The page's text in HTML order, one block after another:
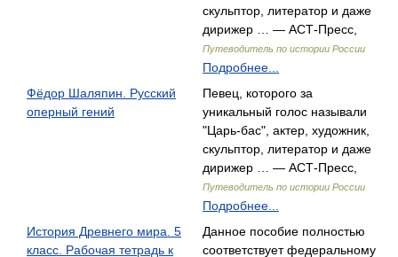
скульптор, литератор и даже
дирижер … — АСТ-Пресс,
Путеводитель по истории России
Подробнее...
Фёдор Шаляпин. Русский
оперный гений
Певец, которого за
уникальный голос называли
"Царь-бас", актер, художник,
скульптор, литератор и даже
дирижер … — АСТ-Пресс,
Путеводитель по истории России
Подробнее...
История Древнего мира. 5
класс. Рабочая тетрадь к
Данное пособие полностью
соответствует федеральному